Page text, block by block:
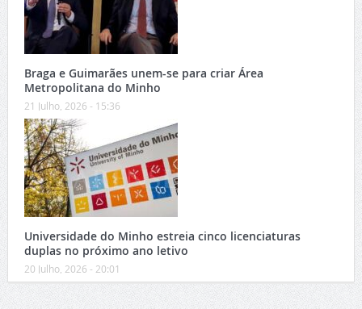
Braga e Guimarães unem-se para criar Área
Metropolitana do Minho
21 Julho, 2026 - 15:36
Universidade do Minho estreia cinco licenciaturas
duplas no próximo ano letivo
20 Julho, 2026 - 20:01